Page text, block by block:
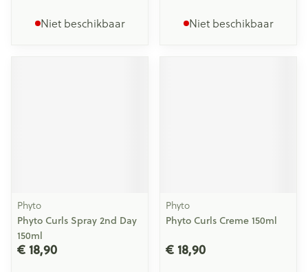
Niet beschikbaar Niet beschikbaar
Phyto
Phyto Curls Spray 2nd Day
150ml
€ 18,90
Phyto
Phyto Curls Creme 150ml
€ 18,90